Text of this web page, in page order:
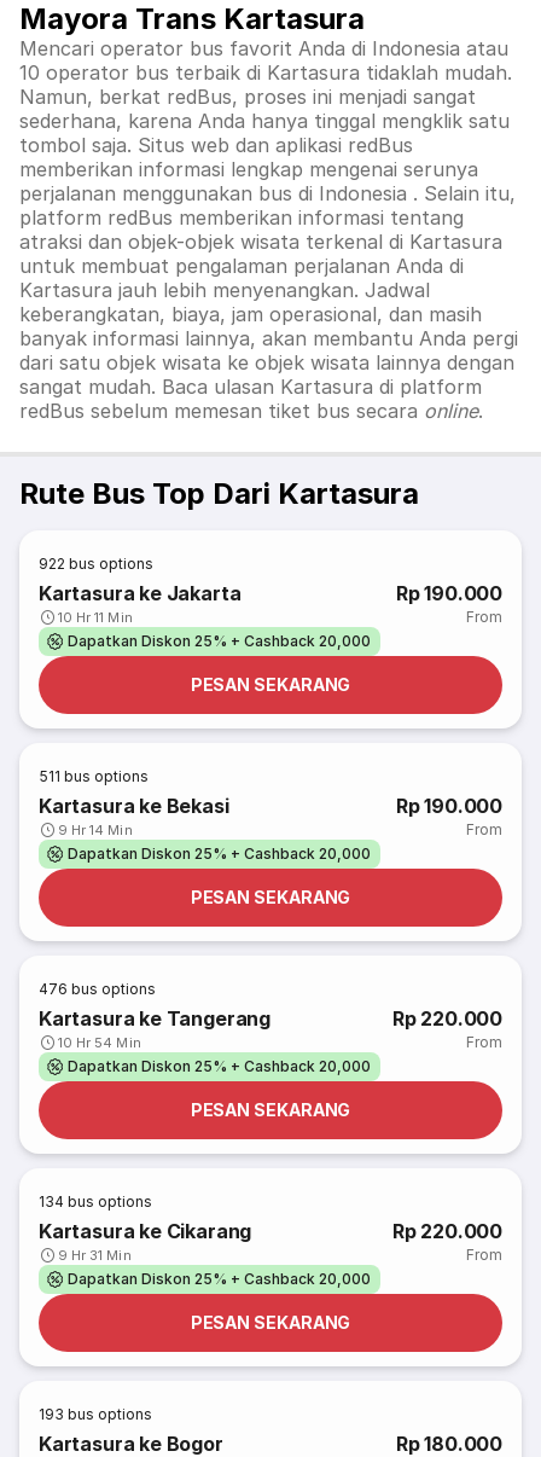
Mayora Trans Kartasura
Mencari operator bus favorit Anda di Indonesia atau
10 operator bus terbaik di Kartasura tidaklah mudah.
Namun, berkat redBus, proses ini menjadi sangat
sederhana, karena Anda hanya tinggal mengklik satu
tombol saja. Situs web dan aplikasi redBus
memberikan informasi lengkap mengenai serunya
perjalanan menggunakan bus di Indonesia . Selain itu,
platform redBus memberikan informasi tentang
atraksi dan objek-objek wisata terkenal di Kartasura
untuk membuat pengalaman perjalanan Anda di
Kartasura jauh lebih menyenangkan. Jadwal
keberangkatan, biaya, jam operasional, dan masih
banyak informasi lainnya, akan membantu Anda pergi
dari satu objek wisata ke objek wisata lainnya dengan
sangat mudah. Baca ulasan Kartasura di platform
redBus sebelum memesan tiket bus secara online.
Rute Bus Top Dari Kartasura
922 bus options
Kartasura ke Jakarta
10 Hr 11 Min
Rp 190.000
From
Dapatkan Diskon 25% + Cashback 20,000
PESAN SEKARANG
511 bus options
Kartasura ke Bekasi
9 Hr 14 Min
Rp 190.000
From
Dapatkan Diskon 25% + Cashback 20,000
PESAN SEKARANG
476 bus options
Kartasura ke Tangerang
10 Hr 54 Min
Rp 220.000
From
Dapatkan Diskon 25% + Cashback 20,000
PESAN SEKARANG
134 bus options
Kartasura ke Cikarang
9 Hr 31 Min
Rp 220.000
From
Dapatkan Diskon 25% + Cashback 20,000
PESAN SEKARANG
193 bus options
Kartasura ke Bogor Rp 180.000